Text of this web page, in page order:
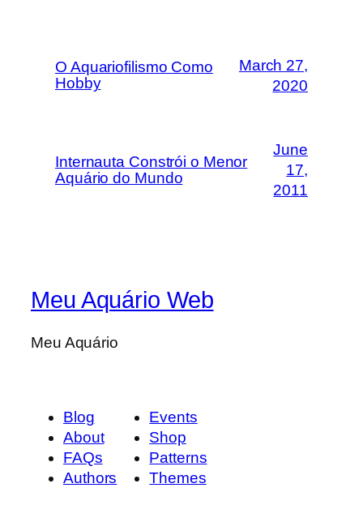
O Aquariofilismo Como
Hobby
March 27,
2020
Internauta Constrói o Menor
Aquário do Mundo
June
17,
2011
Meu Aquário Web
Meu Aquário
Blog
About
FAQs
Authors
Events
Shop
Patterns
Themes